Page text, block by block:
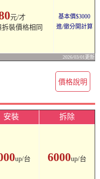
元/才
拆裝價格相同
基本價$3000
進/徹分開計算
2026/03/01更新
價格說明
安裝
拆除
up/台 6000up/台